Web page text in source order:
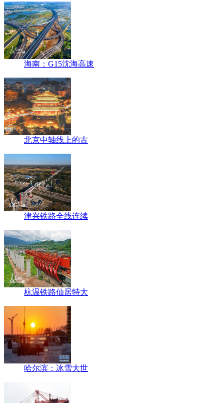
海南：G15沈海高速
北京中轴线上的古
津兴铁路全线连续
杭温铁路仙居特大
哈尔滨：冰雪大世